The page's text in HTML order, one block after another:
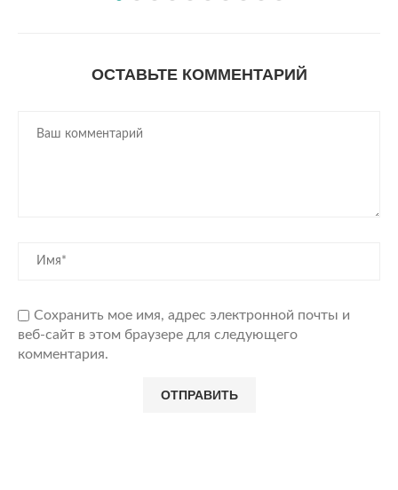
ОСТАВЬТЕ КОММЕНТАРИЙ
Сохранить мое имя, адрес электронной почты и
веб-сайт в этом браузере для следующего
комментария.